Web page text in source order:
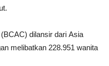
dilansir dari Asia
melibatkan 228.951 wanita